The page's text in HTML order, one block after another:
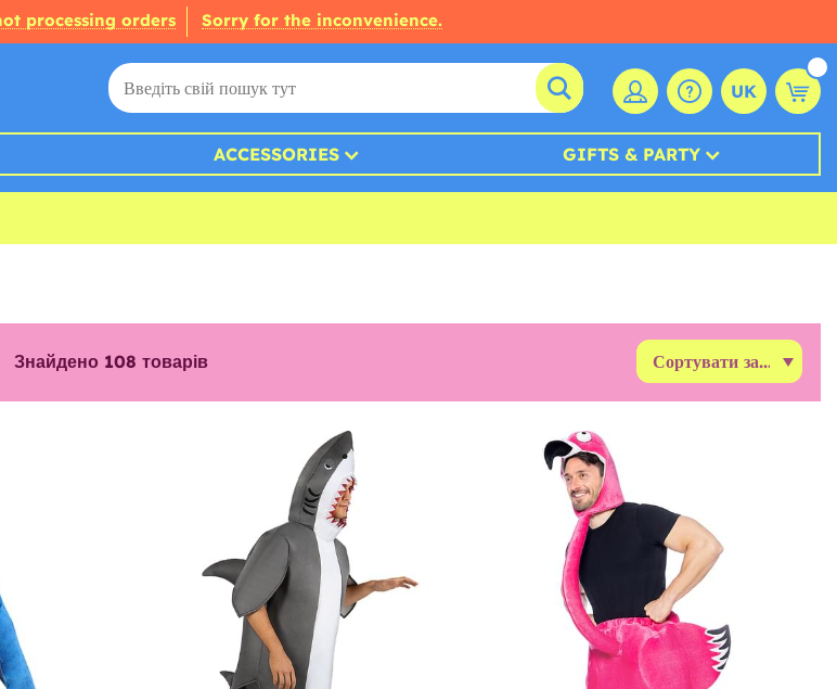
processing orders Sorry for the inconvenience.
UK
ACCESSORIES GIFTS & PARTY
Знайдено 108 товарів